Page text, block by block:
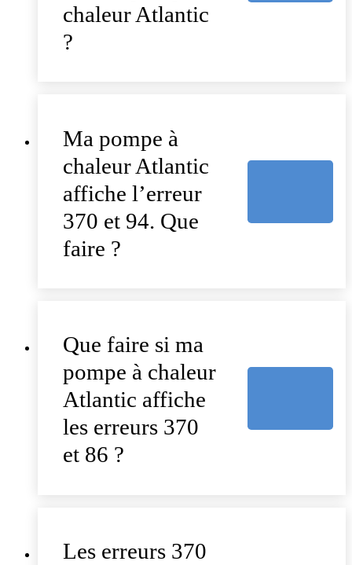
chaleur Atlantic
?
Ma pompe à
chaleur Atlantic
affiche l’erreur
370 et 94. Que
faire ?
Que faire si ma
pompe à chaleur
Atlantic affiche
les erreurs 370
et 86 ?
Les erreurs 370